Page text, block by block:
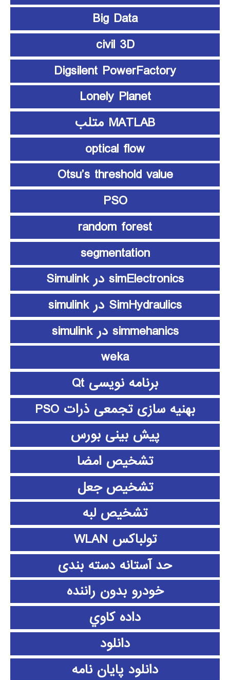
Big Data
civil 3D
Digsilent PowerFactory
Lonely Planet
MATLAB متلب
optical flow
Otsu’s threshold value
PSO
random forest
segmentation
simElectronics در Simulink
SimHydraulics در simulink
simmehanics در simulink
weka
برنامه نویسی Qt
بهنیه سازی تجمعی ذرات PSO
پیش بینی بورس
تشخیص امضا
تشخیص جعل
تشخیص لبه
تولباکس WLAN
حد آستانه دسته بندی
خودرو بدون راننده
داده كاوي
دانلود
دانلود پايان نامه